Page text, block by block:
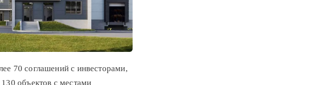
70 соглашений с инвесторами,
объектов с местами